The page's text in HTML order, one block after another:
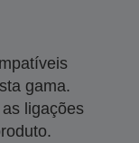
gama.
ligações